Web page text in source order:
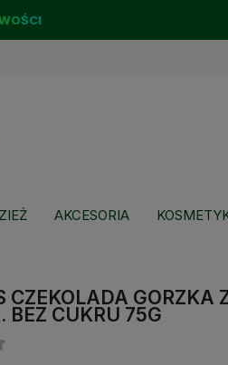
lub zaloguj się, aby przywrócić
produkty do listy z poprzedniej
AKCESORIA
CZEKOLADA GORZKA
BEZ CUKRU 75G